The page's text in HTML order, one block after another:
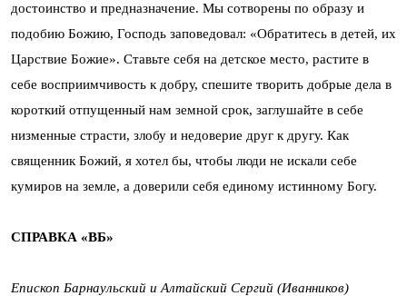
достоинство и предназначение. Мы сотворены по образу и
подобию Божию, Господь заповедовал: «Обратитесь в детей, их
Царствие Божие». Ставьте себя на детское место, растите в
себе восприимчивость к добру, спешите творить добрые дела в
короткий отпущенный нам земной срок, заглушайте в себе
низменные страсти, злобу и недоверие друг к другу. Как
священник Божий, я хотел бы, чтобы люди не искали себе
кумиров на земле, а доверили себя единому истинному Богу.
СПРАВКА «ВБ»
Епископ Барнаульский и Алтайский Сергий (Иванников)